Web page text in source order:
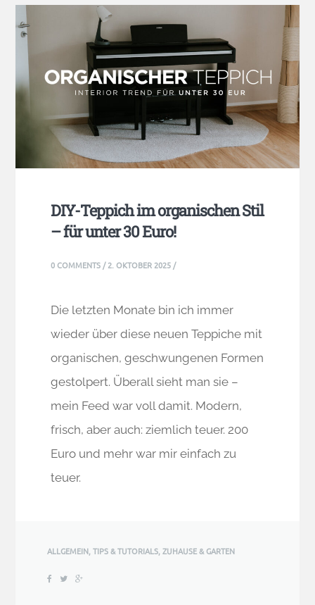
DIY-Teppich im organischen Stil
– für unter 30 Euro!
0 COMMENTS /2. OKTOBER 2025 /
Die letzten Monate bin ich immer
wieder über diese neuen Teppiche mit
organischen, geschwungenen Formen
gestolpert. Überall sieht man sie –
mein Feed war voll damit. Modern,
frisch, aber auch: ziemlich teuer. 200
Euro und mehr war mir einfach zu
teuer.
ALLGEMEIN,TIPS & TUTORIALS,ZUHAUSE & GARTEN